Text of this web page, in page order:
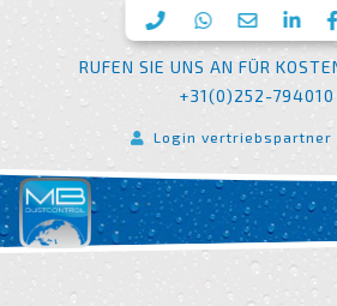
RUFEN SIE UNS AN FÜR
+31(0)252-794010
Login vertriebspartner